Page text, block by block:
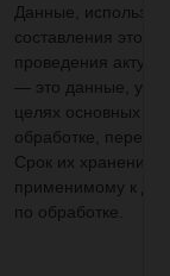
Данные,
составления этой
проведения
— это данные, уже
целях основных
обработке,
Срок их хранения
применимому к
по обработке.